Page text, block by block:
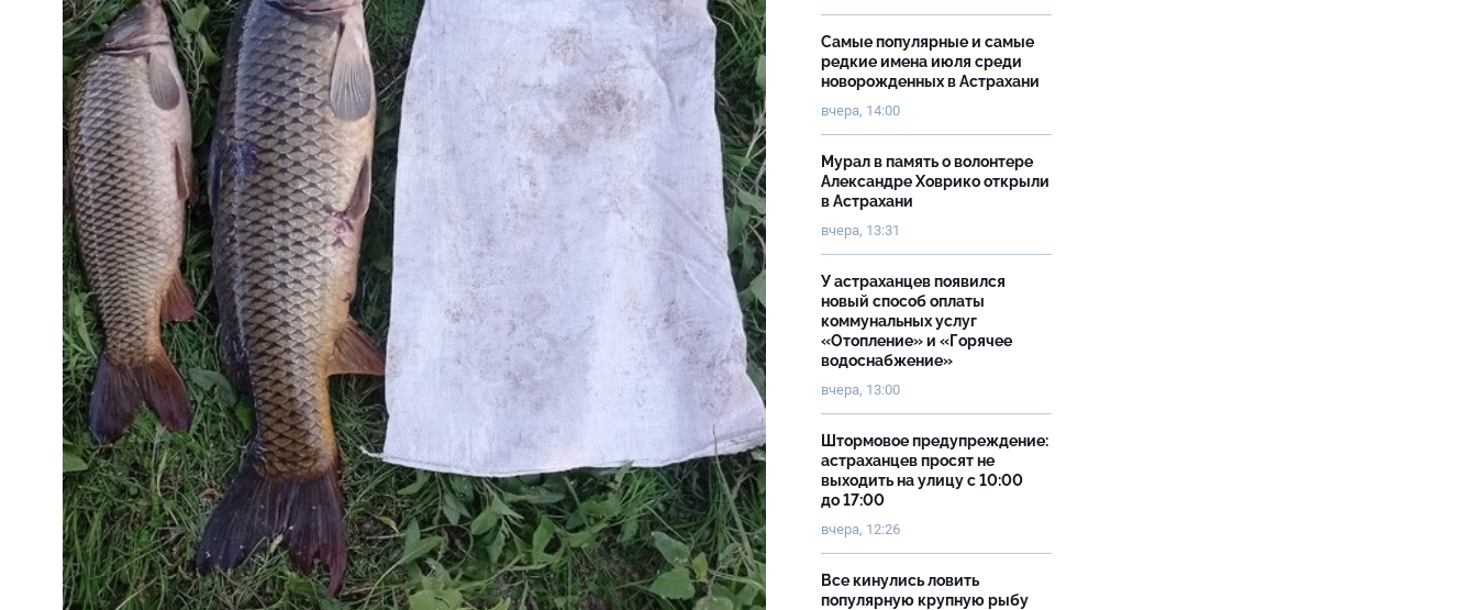
Самые популярные и самые
редкие имена июля среди
новорожденных в Астрахани
вчера, 14:00
Мурал в память о волонтере
Александре Ховрико открыли
в Астрахани
вчера, 13:31
У астраханцев появился
новый способ оплаты
коммунальных услуг
«Отопление» и «Горячее
водоснабжение»
вчера, 13:00
Штормовое предупреждение:
астраханцев просят не
выходить на улицу с 10:00
до 17:00
вчера, 12:26
Все кинулись ловить
популярную крупную рыбу